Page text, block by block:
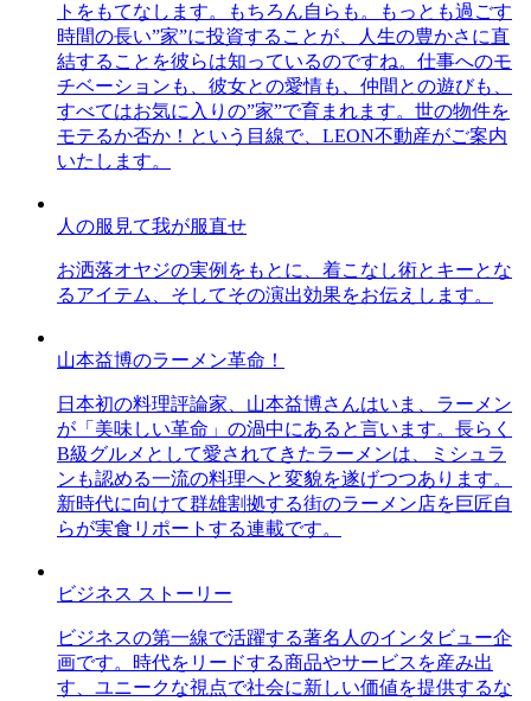
トをもてなします。もちろん自らも。もっとも過ごす
時間の長い”家”に投資することが、人生の豊かさに直
結することを彼らは知っているのですね。仕事へのモ
チベーションも、彼女との愛情も、仲間との遊びも、
すべてはお気に入りの”家”で育まれます。世の物件を
モテるか否か！という目線で、LEON不動産がご案内
いたします。
人の服見て我が服直せ
お洒落オヤジの実例をもとに、着こなし術とキーとな
るアイテム、そしてその演出効果をお伝えします。
山本益博のラーメン革命！
日本初の料理評論家、山本益博さんはいま、ラーメン
が「美味しい革命」の渦中にあると言います。長らく
B級グルメとして愛されてきたラーメンは、ミシュラ
ンも認める一流の料理へと変貌を遂げつつあります。
新時代に向けて群雄割拠する街のラーメン店を巨匠自
らが実食リポートする連載です。
ビジネス ストーリー
ビジネスの第一線で活躍する著名人のインタビュー企
画です。時代をリードする商品やサービスを産み出
す、ユニークな視点で社会に新しい価値を提供するな